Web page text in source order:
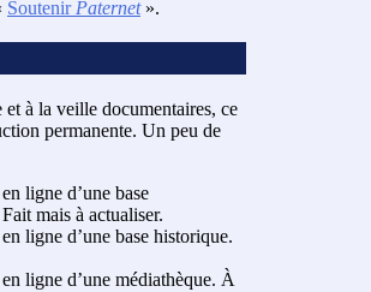
Soutenir Paternet».
et à la veille documentaires, ce
permanente. Un peu de
ligne d’une base
mais à actualiser.
ligne d’une base historique.
ligne d’une médiathèque. À